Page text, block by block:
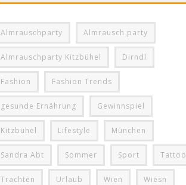
Almrauschparty Almrausch party
Almrauschparty Kitzbühel Dirndl
Fashion Fashion Trends
gesunde Ernährung Gewinnspiel
Kitzbühel Lifestyle München
Sandra Abt Sommer Sport Tattoo
Trachten Urlaub Wien Wiesn